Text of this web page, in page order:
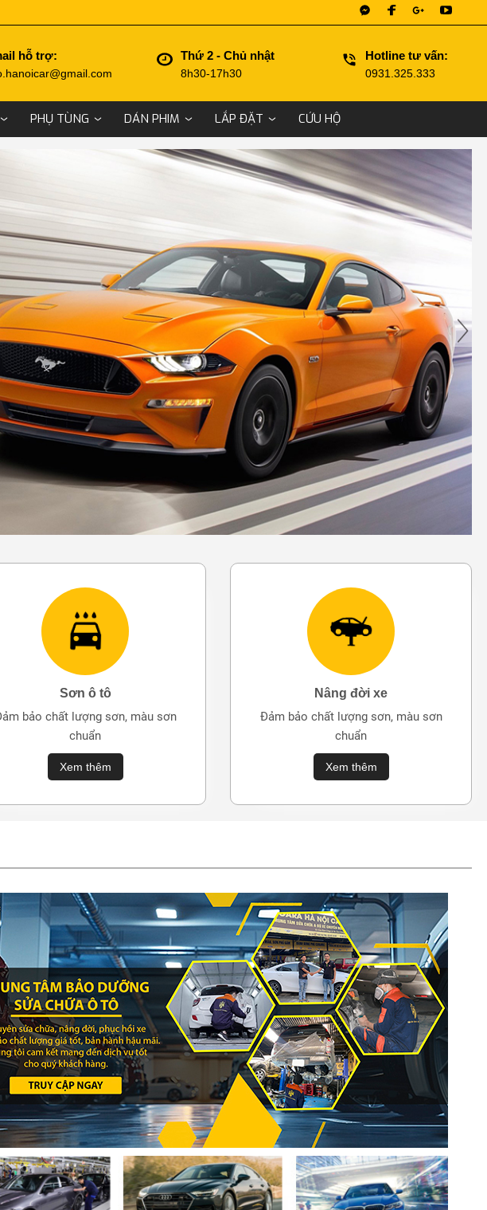
hỗ trợ: Thứ 2 - Chủ nhật
8h30-17h30
Hotline tư vấn:
0931.325.333
PHỤ TÙNG DÁN PHIM LẮP ĐẶT CỨU HỘ
Sơn ô tô
bảo chất lượng sơn, màu sơn
chuẩn
Xem thêm
Nâng đời xe
Đảm bảo chất lượng sơn, màu sơn
chuẩn
Xem thêm